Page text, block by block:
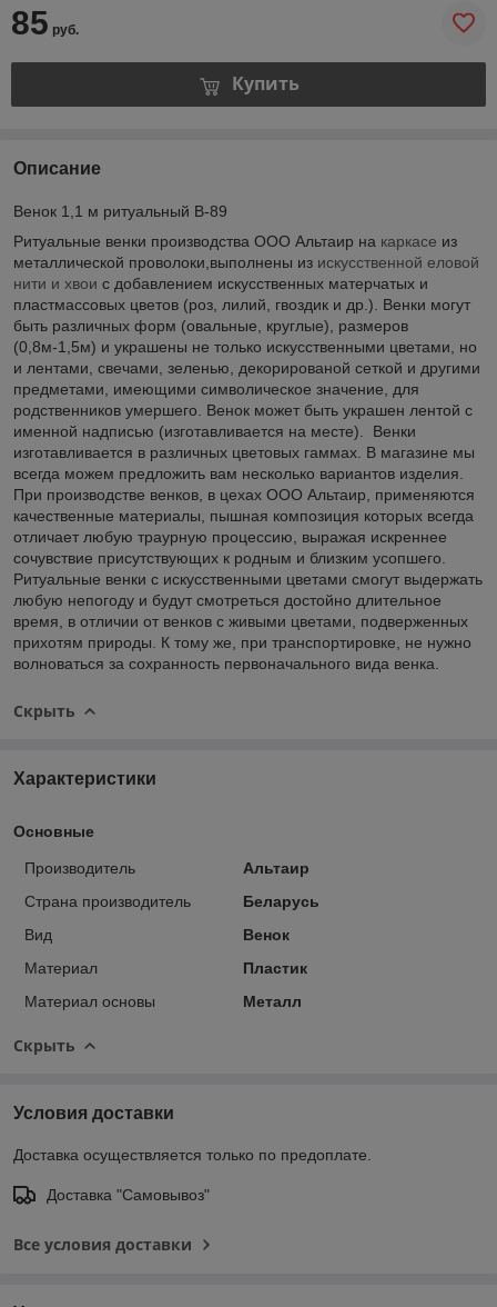
85 руб.
Купить
Описание
Венок 1,1 м ритуальный В-89
Ритуальные венки производства ООО Альтаир на каркасе из
металлической проволоки,выполнены из искусственной еловой
нити и хвои с добавлением искусственных матерчатых и
пластмассовых цветов (роз, лилий, гвоздик и др.). Венки могут
быть различных форм (овальные, круглые), размеров
(0,8м-1,5м) и украшены не только искусственными цветами, но
и лентами, свечами, зеленью, декорированой сеткой и другими
предметами, имеющими символическое значение, для
родственников умершего. Венок может быть украшен лентой с
именной надписью (изготавливается на месте). Венки
изготавливается в различных цветовых гаммах. В магазине мы
всегда можем предложить вам несколько вариантов изделия.
При производстве венков, в цехах ООО Альтаир, применяются
качественные материалы, пышная композиция которых всегда
отличает любую траурную процессию, выражая искреннее
сочувствие присутствующих к родным и близким усопшего.
Ритуальные венки с искусственными цветами смогут выдержать
любую непогоду и будут смотреться достойно длительное
время, в отличии от венков с живыми цветами, подверженных
прихотям природы. К тому же, при транспортировке, не нужно
волноваться за сохранность первоначального вида венка.
Скрыть
Характеристики
Основные
Производитель
Альтаир
Страна производитель
Беларусь
Вид
Венок
Материал
Пластик
Материал основы
Металл
Скрыть
Условия доставки
Доставка осуществляется только по предоплате.
Доставка "Самовывоз"
Все условия доставки